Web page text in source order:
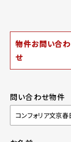
物件お問い合わ
せ
問い合わせ物件